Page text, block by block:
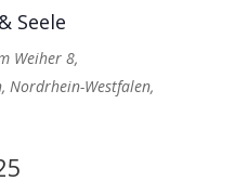
Seele
Weiher 8,
Nordrhein-Westfalen,